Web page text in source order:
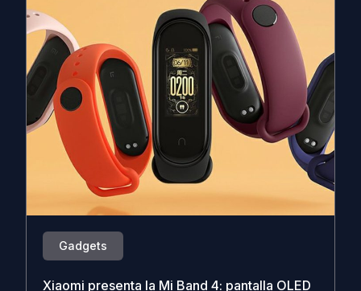
Gadgets
Xiaomi presenta la Mi Band 4: pantalla OLED